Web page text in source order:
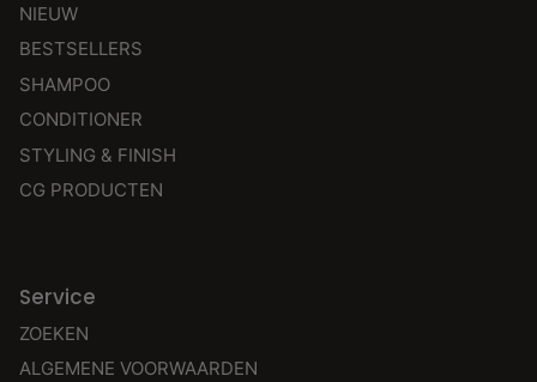
NIEUW
BESTSELLERS
SHAMPOO
CONDITIONER
STYLING & FINISH
CG PRODUCTEN
Service
ZOEKEN
ALGEMENE VOORWAARDEN